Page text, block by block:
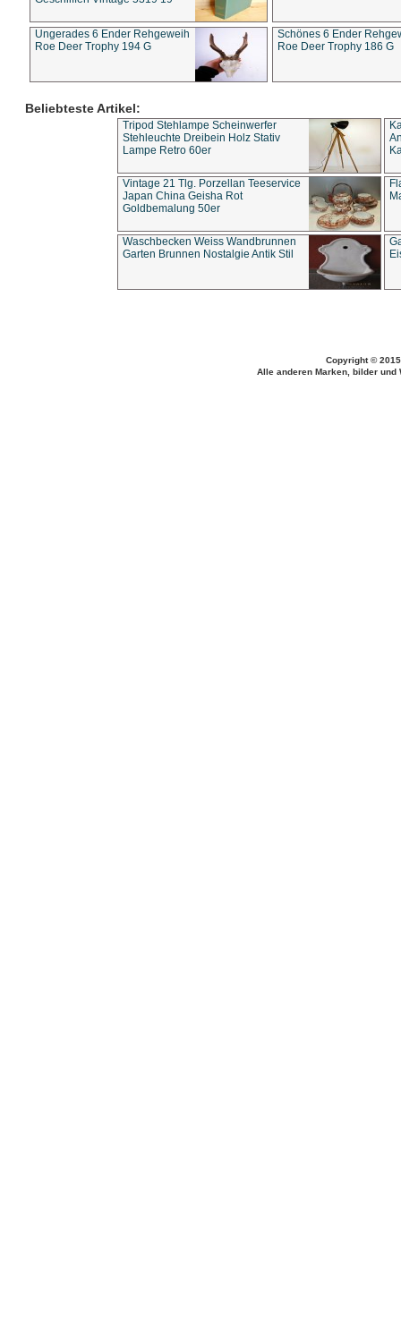
Ungerades 6 Ender Rehgeweih
Roe Deer Trophy 194 G
Schönes 6 Ender
Roe Deer Trophy 186 G
Beliebteste Artikel:
Tripod Stehlampe Scheinwerfer
Stehleuchte Dreibein Holz Stativ
Lampe Retro 60er
Vintage 21 Tlg. Porzellan Teeservice
Japan China Geisha Rot
Goldbemalung 50er
Waschbecken Weiss Wandbrunnen
Garten Brunnen Nostalgie Antik Stil
Copyright ©
Alle anderen Marken, bilder und